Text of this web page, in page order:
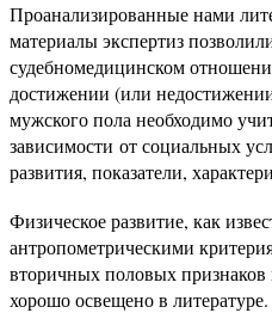
Проанализированные нами
материалы экспертиз
судебномедицинском
достижении (или
мужского пола необходимо
зависимости от социальных
развития, показатели,
Физическое развитие, как
антропометрическими
вторичных половых признаков
хорошо освещено в литературе.